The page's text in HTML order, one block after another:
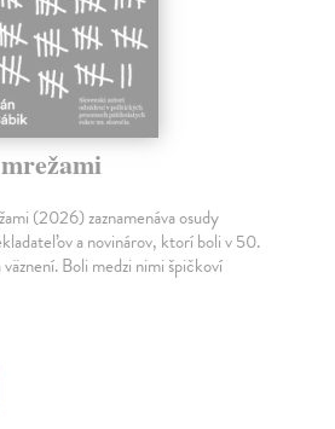
(2026) zaznamenáva osudy
a novinárov, ktorí boli v 50.
Boli medzi nimi špičkoví